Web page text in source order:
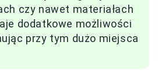
czy nawet materiałach
dodatkowe możliwości
przy tym dużo miejsca